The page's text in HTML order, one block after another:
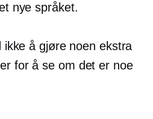
nye språket.
ikke å gjøre noen ekstra
for å se om det er noe